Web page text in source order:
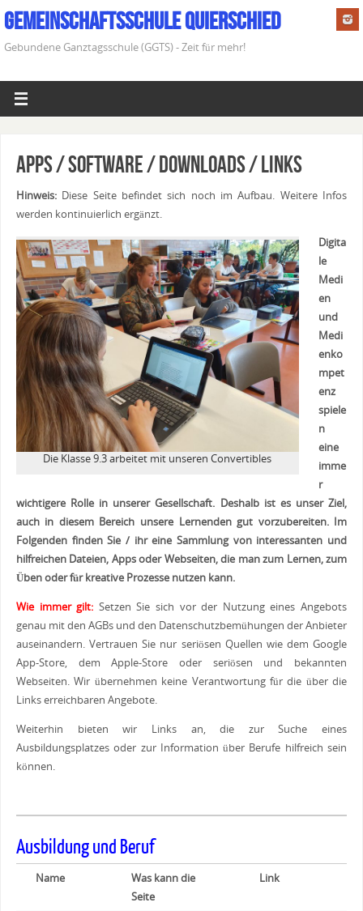
Gemeinschaftsschule Quierschied
Gebundene Ganztagsschule (GGTS) - Zeit für mehr!
Apps / Software / Downloads / Links
Hinweis:Diese Seite befindet sich noch im Aufbau. Weitere Infos
werden kontinuierlich ergänzt.
Die Klasse 9.3 arbeitet mit unseren Convertibles
Digita
le
Medi
en
und
Medi
enko
mpet
enz
spiele
n
eine
imme
r
wichtigere Rolle in unserer Gesellschaft. Deshalb ist es unser Ziel,
auch in diesem Bereich unsere Lernenden gut vorzubereiten. Im
Folgenden finden Sie / ihr eine Sammlung von interessanten und
hilfreichen Dateien, Apps oder Webseiten, die man zum Lernen, zum
Üben oder für kreative Prozesse nutzen kann.
Wie immer gilt: Setzen Sie sich vor der Nutzung eines Angebots
genau mit den AGBs und den Datenschutzbemühungen der Anbieter
auseinandern. Vertrauen Sie nur seriösen Quellen wie dem Google
App-Store, dem Apple-Store oder seriösen und bekannten
Webseiten. Wir übernehmen keine Verantwortung für die über die
Links erreichbaren Angebote.
Weiterhin bieten wir Links an, die zur Suche eines
Ausbildungsplatzes oder zur Information über Berufe hilfreich sein
können.
Ausbildung und Beruf
Name
Was kann die
Seite
Link